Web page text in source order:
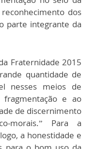
dos
parte integrante da
Fraternidade 2015
quantidade de
nesses meios de
e ao
de discernimento
morais.” Para a
a honestidade e